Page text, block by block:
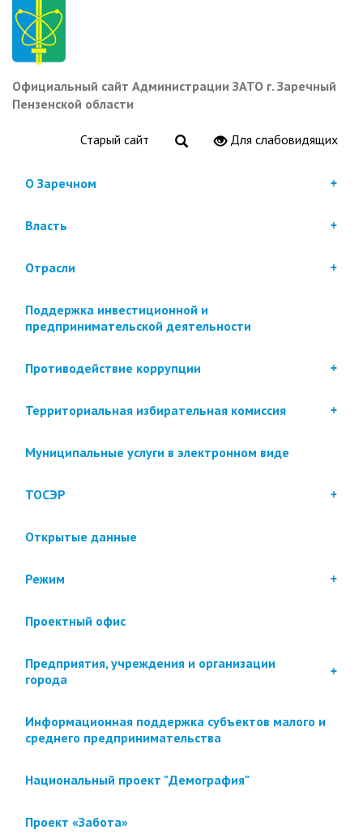
Перейти
основному
содержанию
Официальный сайт Администрации ЗАТО г. Заречный
Пензенской области
Старый сайт Для слабовидящих
О Заречном
Власть
Отрасли
Поддержка инвестиционной и
предпринимательской деятельности
Противодействие коррупции
Территориальная избирательная комиссия
Муниципальные услуги в электронном виде
ТОСЭР
Открытые данные
Режим
Проектный офис
Предприятия, учреждения и организации
города
Информационная поддержка субъектов малого и
среднего предпринимательства
Национальный проект "Демография"
Проект «Забота»